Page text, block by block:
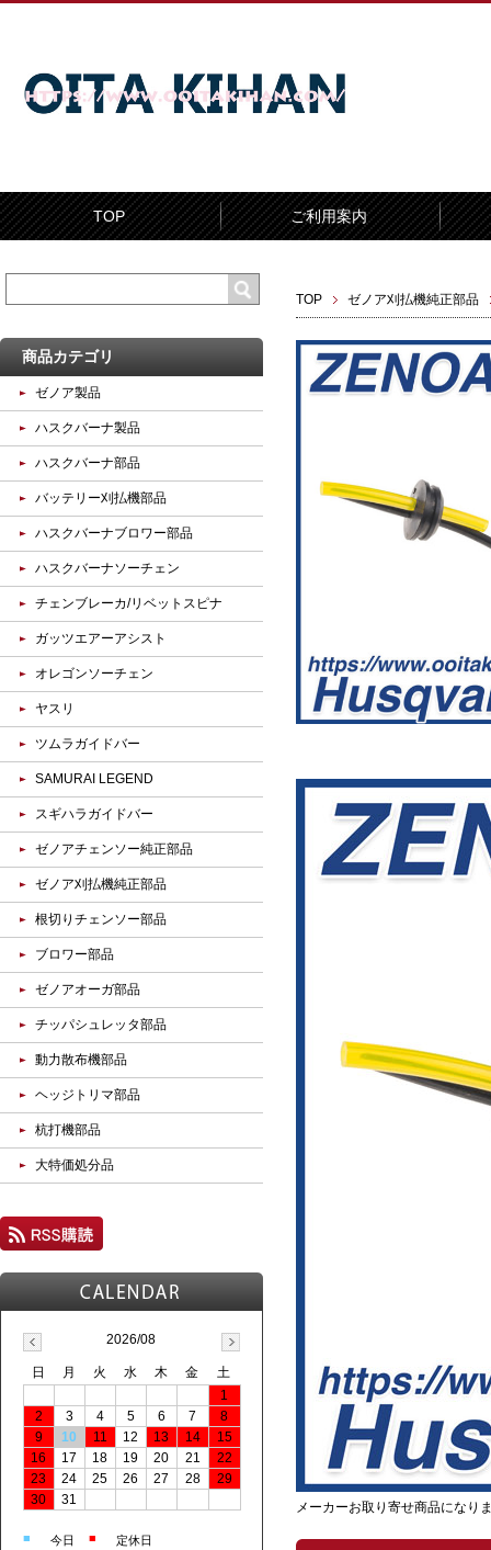
TOP ご利用案内
TOP ゼノア刈払機純正部品
メーカーお取り寄せ商品になり
商品カテゴリ
ゼノア製品
ハスクバーナ製品
ハスクバーナ部品
バッテリー刈払機部品
ハスクバーナブロワー部品
ハスクバーナソーチェン
チェンブレーカ/リベットスピナ
ガッツエアーアシスト
オレゴンソーチェン
ヤスリ
ツムラガイドバー
SAMURAI LEGEND
スギハラガイドバー
ゼノアチェンソー純正部品
ゼノア刈払機純正部品
根切りチェンソー部品
ブロワー部品
ゼノアオーガ部品
チッパシュレッタ部品
動力散布機部品
ヘッジトリマ部品
杭打機部品
大特価処分品
2026/08
日 月 火 水 木 金
土
1
2
3 4 5 6 7
8
9
10 11 12 13 14
15
16
17 18 19 20 21
22
23
24 25 26 27 28
29
30
31
■ 今日 ■ 定休日